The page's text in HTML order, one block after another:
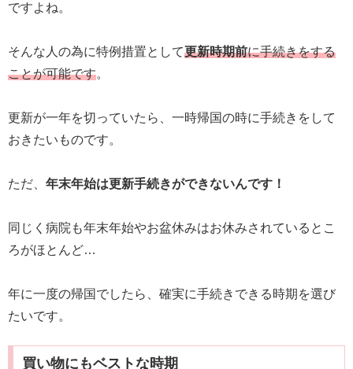
ですよね。
そんな人の為に特例措置として更新時期前に手続きをする
ことが可能です。
更新が一年を切っていたら、一時帰国の時に手続きをして
おきたいものです。
ただ、 年末年始は更新手続きができないんです！
同じく病院も年末年始やお盆休みはお休みされているとこ
ろがほとんど…
年に一度の帰国でしたら、確実に手続きできる時期を選び
たいです。
買い物にもベストな時期